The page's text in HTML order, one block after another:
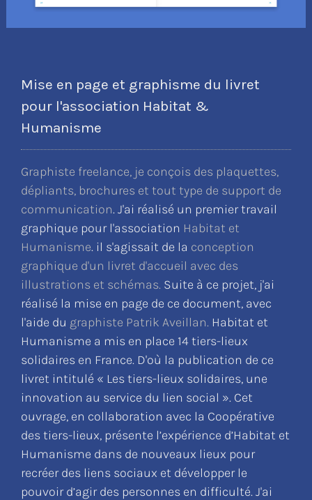
Mise en page et graphisme du livret
pour l'association Habitat &
Humanisme
Graphiste freelance, je conçois des plaquettes,
dépliants, brochures et tout type de support de
communication. J'ai réalisé un premier travail
graphique pour l'association Habitat et
Humanisme. il s'agissait de la conception
graphique d'un livret d'accueil avec des
illustrations et schémas. Suite à ce projet, j'ai
réalisé la mise en page de ce document, avec
l'aide du graphiste Patrik Aveillan. Habitat et
Humanisme a mis en place 14 tiers-lieux
solidaires en France. D'où la publication de ce
livret intitulé « Les tiers-lieux solidaires, une
innovation au service du lien social ». Cet
ouvrage, en collaboration avec la Coopérative
des tiers-lieux, présente l’expérience d’Habitat et
Humanisme dans de nouveaux lieux pour
recréer des liens sociaux et développer le
pouvoir d’agir des personnes en difficulté. J'ai